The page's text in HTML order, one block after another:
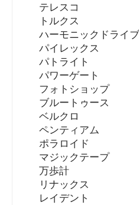
テレスコ
トルクス
ハーモニックドライブ
パイレックス
パトライト
パワーゲート
フォトショップ
ブルートゥース
ベルクロ
ペンティアム
ポラロイド
マジックテープ
万歩計
リナックス
レイデント